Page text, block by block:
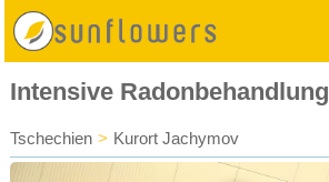
Intensive Radonbehandlung
Tschechien > Kurort Jachymov